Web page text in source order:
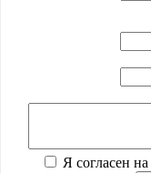
Я согласен на